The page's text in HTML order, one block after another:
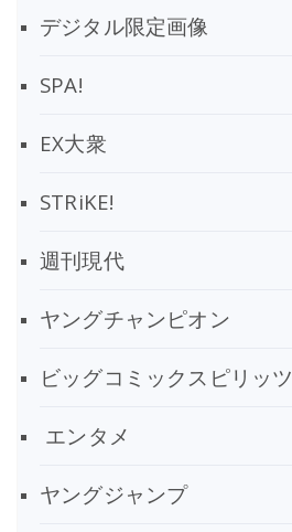
デジタル限定画像
SPA!
EX大衆
STRiKE!
週刊現代
ヤングチャンピオン
ビッグコミックスピリッツ
エンタメ
ヤングジャンプ